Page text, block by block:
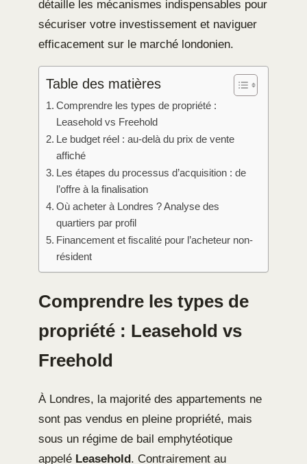
détaille les mécanismes indispensables pour
sécuriser votre investissement et naviguer
efficacement sur le marché londonien.
Table des matières
Comprendre les types de propriété :
Leasehold vs Freehold
Le budget réel : au-delà du prix de vente
affiché
Les étapes du processus d’acquisition : de
l’offre à la finalisation
Où acheter à Londres ? Analyse des
quartiers par profil
Financement et fiscalité pour l’acheteur non-
résident
Comprendre les types de
propriété : Leasehold vs
Freehold
À Londres, la majorité des appartements ne
sont pas vendus en pleine propriété, mais
sous un régime de bail emphytéotique
appelé Leasehold. Contrairement au